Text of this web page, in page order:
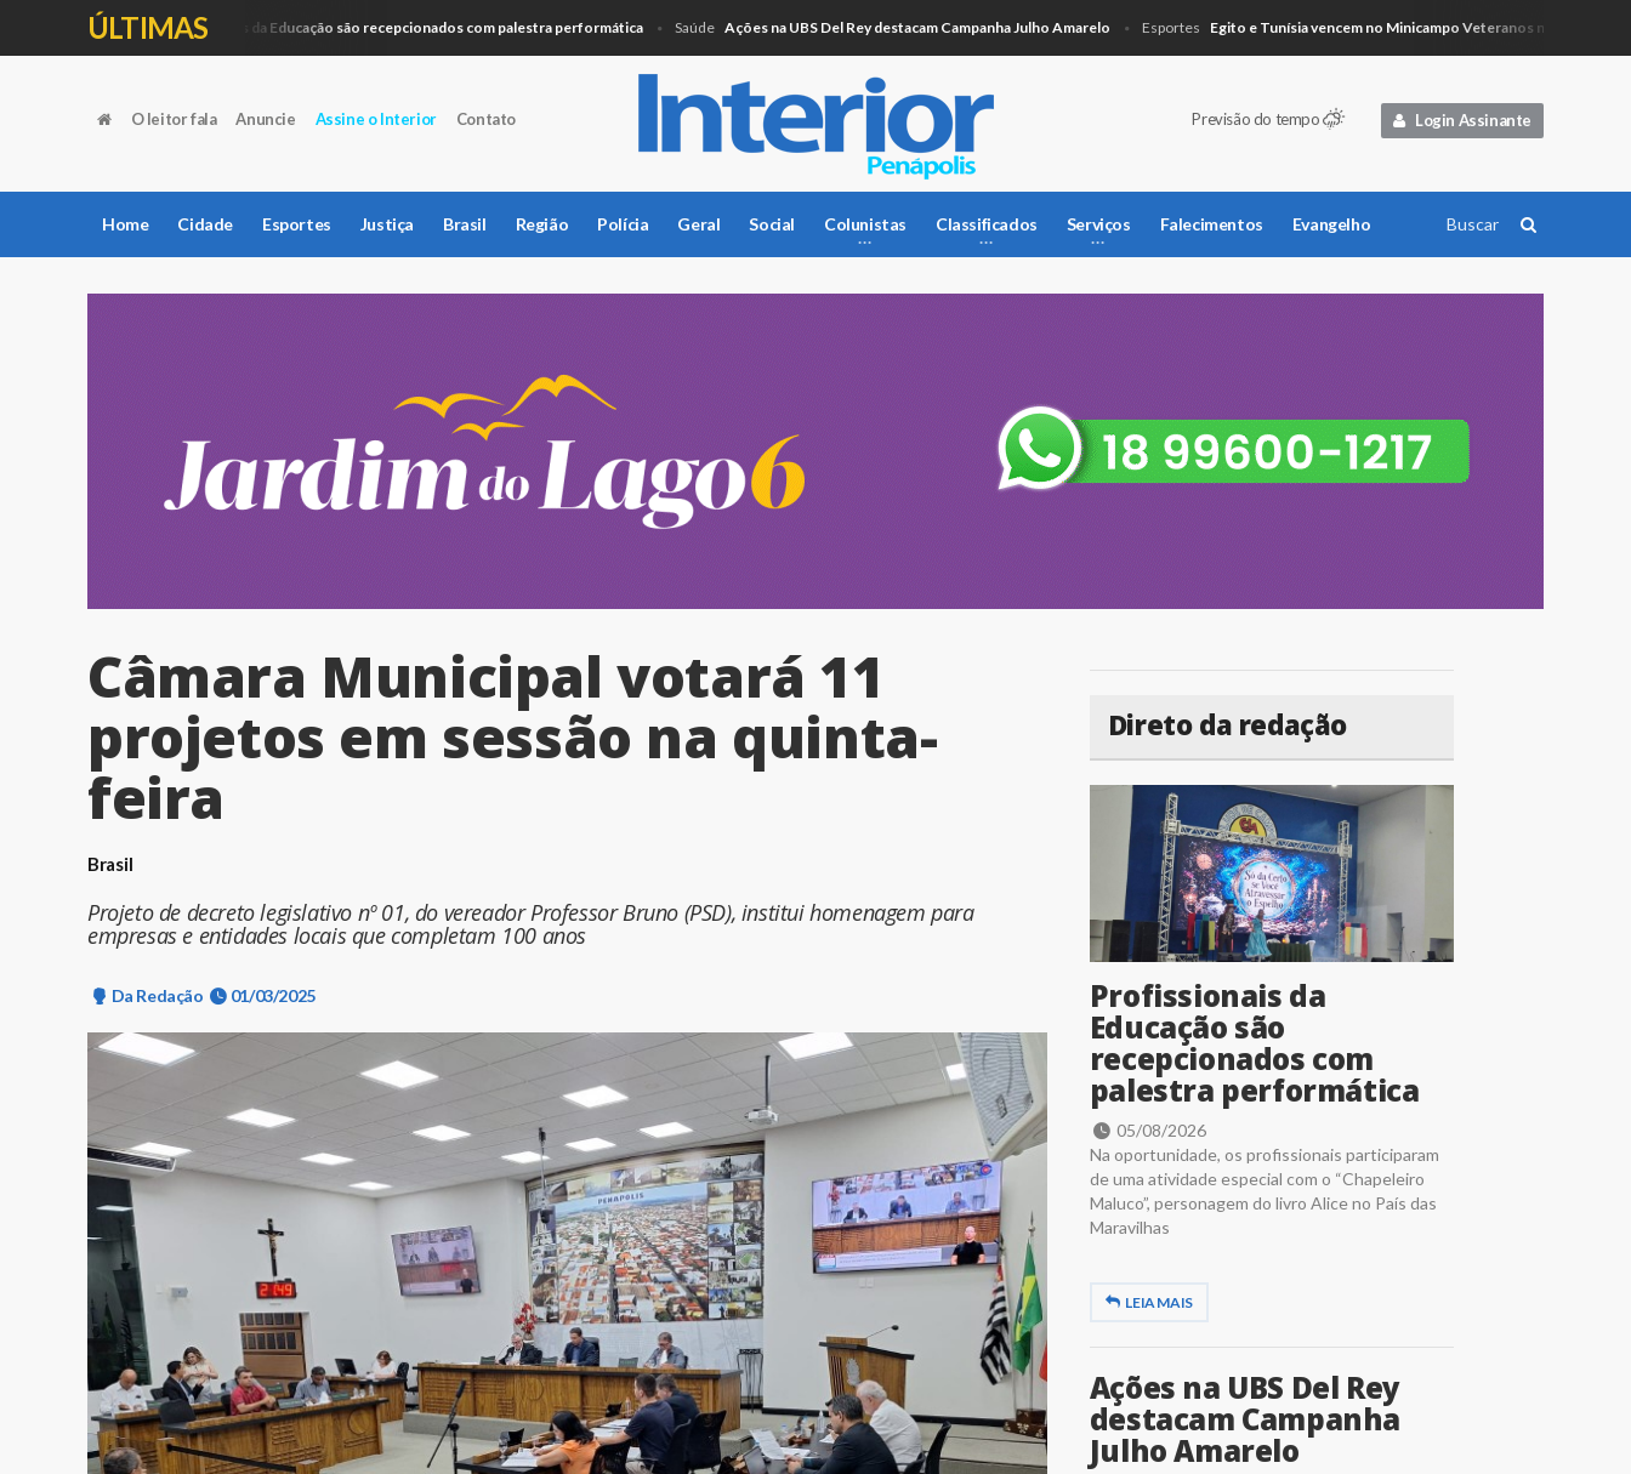
ÚLTIMAS
Educação Profissionais da Educação são recepcionados com palestra performática Saúde Ações na UBS Del Rey destacam Campanha Julho Amarelo Esportes Egito e Tunísia vencem no Minicampo Veteranos no Lago Azul
Login Assinante
Previsão do tempo
O leitor fala Anuncie Assine o Interior Contato
Home Cidade Esportes Justiça Brasil Região Polícia Geral Social Colunistas Classificados Serviços Falecimentos Evangelho
Câmara Municipal votará 11
projetos em sessão na quinta-
feira
Brasil
Projeto de decreto legislativo nº 01, do vereador Professor Bruno (PSD), institui homenagem para
empresas e entidades locais que completam 100 anos
Da Redação 01/03/2025
Direto da redação
Profissionais da
Educação são
recepcionados com
palestra performática
05/08/2026
Na oportunidade, os profissionais participaram
de uma atividade especial com o “Chapeleiro
Maluco”, personagem do livro Alice no País das
Maravilhas
LEIA MAIS
Ações na UBS Del Rey
destacam Campanha
Julho Amarelo